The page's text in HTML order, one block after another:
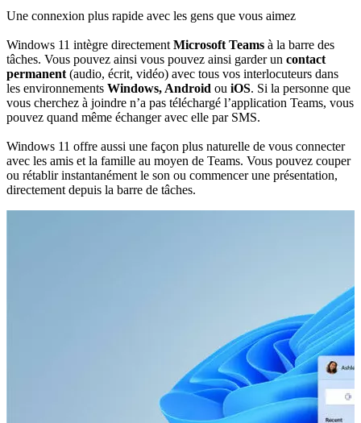
Une connexion plus rapide avec les gens que vous aimez
Windows 11 intègre directementMicrosoft Teams à la barre des
tâches. Vous pouvez ainsi vous pouvez ainsi garder un contact
permanent(audio, écrit, vidéo) avec tous vos interlocuteurs dans
les environnements Windows, Android ou iOS. Si la personne que
vous cherchez à joindre n’a pas téléchargé l’application Teams, vous
pouvez quand même échanger avec elle par SMS.
Windows 11 offre aussi une façon plus naturelle de vous connecter
avec les amis et la famille au moyen de Teams. Vous pouvez couper
ou rétablir instantanément le son ou commencer une présentation,
directement depuis la barre de tâches.